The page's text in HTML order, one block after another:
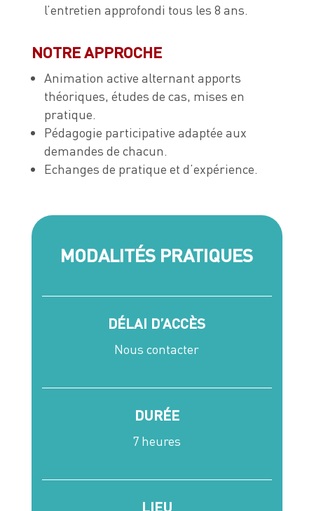
l’entretien approfondi tous les 8 ans.
NOTRE APPROCHE
Animation active alternant apports
théoriques, études de cas, mises en
pratique.
Pédagogie participative adaptée aux
demandes de chacun.
Echanges de pratique et d’expérience.
MODALITÉS PRATIQUES
DÉLAI D’ACCÈS
Nous contacter
DURÉE
7 heures
LIEU